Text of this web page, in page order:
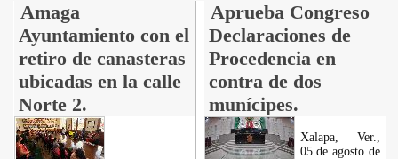
Amaga
Ayuntamiento con el
retiro de canasteras
ubicadas en la calle
Norte 2.
Aprueba Congreso
Declaraciones de
Procedencia en
contra de dos
munícipes.
Xalapa, Ver.,
05 de agosto de